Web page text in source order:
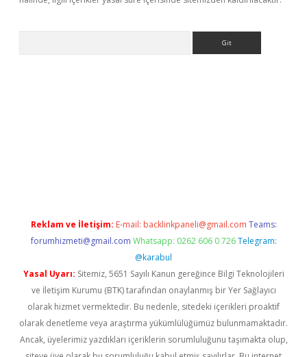
Reklam ve İletişim: E-mail: backlinkpaneli@gmail.com Teams:
forumhizmeti@gmail.com Whatsapp: 0262 606 0 726 Telegram:
@karabul
Yasal Uyarı: Sitemiz, 5651 Sayılı Kanun gereğince Bilgi Teknolojileri
ve İletişim Kurumu (BTK) tarafından onaylanmış bir Yer Sağlayıcı
olarak hizmet vermektedir. Bu nedenle, sitedeki içerikleri proaktif
olarak denetleme veya araştırma yükümlülüğümüz bulunmamaktadır.
Ancak, üyelerimiz yazdıkları içeriklerin sorumluluğunu taşımakta olup,